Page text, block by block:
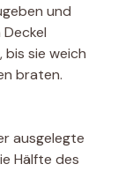
und
bis sie weich
braten.
ausgelegte
Hälfte des